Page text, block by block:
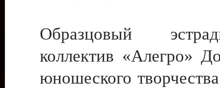
Образцовый
коллектив «Алегро»
юношеского